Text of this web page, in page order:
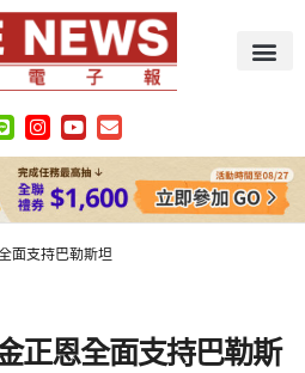
面支持巴勒斯坦
正恩全面支持巴勒斯